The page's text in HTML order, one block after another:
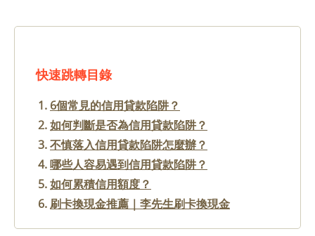
快速跳轉目錄
6個常見的信用貸款陷阱？
如何判斷是否為信用貸款陷阱？
不慎落入信用貸款陷阱怎麼辦？
哪些人容易遇到信用貸款陷阱？
如何累積信用額度？
刷卡換現金推薦｜李先生刷卡換現金